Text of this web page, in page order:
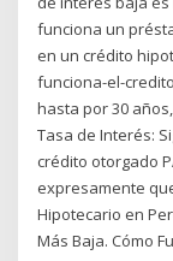
funciona un
en un crédito
funciona-el-
hasta por 30
Tasa de Interés:
crédito otorgado
expresamente
Hipotecario en
Más Baja. Cómo